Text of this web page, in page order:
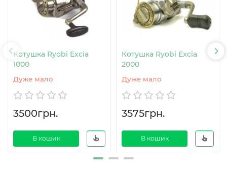
Котушка Ryobi Excia
1000
Дуже мало
3500грн.
В кошик
Котушка Ryobi Excia
2000
Дуже мало
3575грн.
В кошик